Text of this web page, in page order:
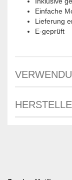
Einfache
Lieferung
E-geprüft